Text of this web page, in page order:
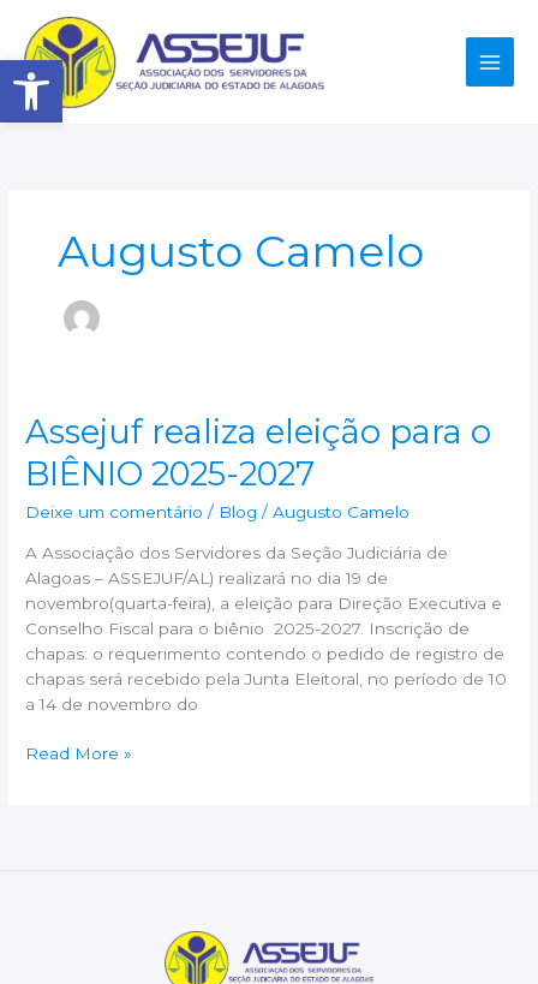
Abrir a barra de
para
o
conteúdo
Augusto Camelo
Assejuf realiza eleição para o
BIÊNIO 2025-2027
Deixe um comentário / Blog /Augusto Camelo
A Associação dos Servidores da Seção Judiciária de
Alagoas – ASSEJUF/AL) realizará no dia 19 de
novembro(quarta-feira), a eleição para Direção Executiva e
Conselho Fiscal para o biênio 2025-2027. Inscrição de
chapas: o requerimento contendo o pedido de registro de
chapas será recebido pela Junta Eleitoral, no período de 10
a 14 de novembro do
Assejuf
Read More »